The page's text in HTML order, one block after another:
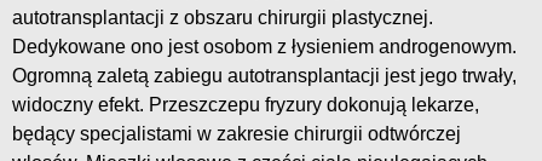
autotransplantacji z obszaru chirurgii plastycznej.
Dedykowane ono jest osobom z łysieniem androgenowym.
Ogromną zaletą zabiegu autotransplantacji jest jego trwały,
widoczny efekt. Przeszczepu fryzury dokonują lekarze,
będący specjalistami w zakresie chirurgii odtwórczej